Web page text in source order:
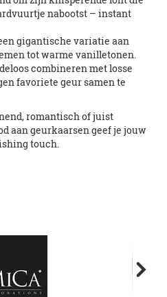
nabootst – instant
gigantische variatie aan
tot warme vanilletonen.
combineren met losse
favoriete geur samen te
romantisch of juist
aan geurkaarsen geef je jouw
touch.